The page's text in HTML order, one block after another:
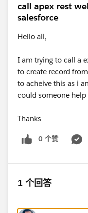
call apex rest
salesforce
Hello all,
I am trying to call a
to create record
to acheive this as i
could someone help
Thanks
0 个赞
1 个回答